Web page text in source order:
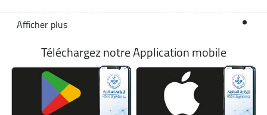
Afficher plus
Téléchargez notre Application mobile